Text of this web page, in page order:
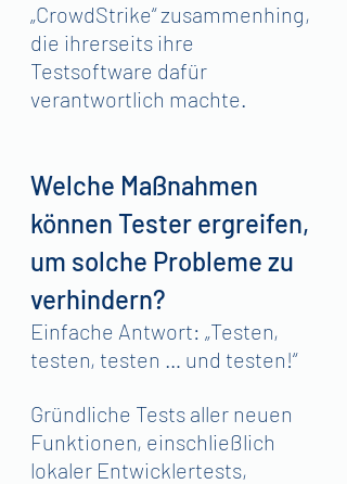
„CrowdStrike“ zusammenhing,
die ihrerseits ihre
Testsoftware dafür
verantwortlich machte.
Welche Maßnahmen
können Tester ergreifen,
um solche Probleme zu
verhindern?
Einfache Antwort: „Testen,
testen, testen … und testen!“
Gründliche Tests aller neuen
Funktionen, einschließlich
lokaler Entwicklertests,